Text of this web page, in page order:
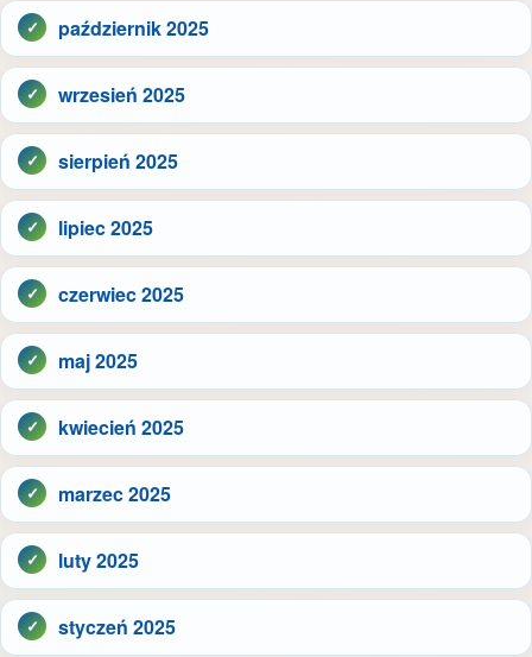
październik 2025
wrzesień 2025
sierpień 2025
lipiec 2025
czerwiec 2025
maj 2025
kwiecień 2025
marzec 2025
luty 2025
styczeń 2025